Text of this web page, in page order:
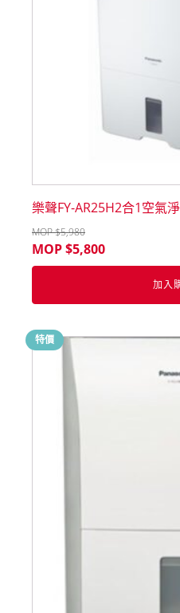
樂聲FY-AR25H2合1空氣
MOP $5,980
MOP $5,800
加入
特價